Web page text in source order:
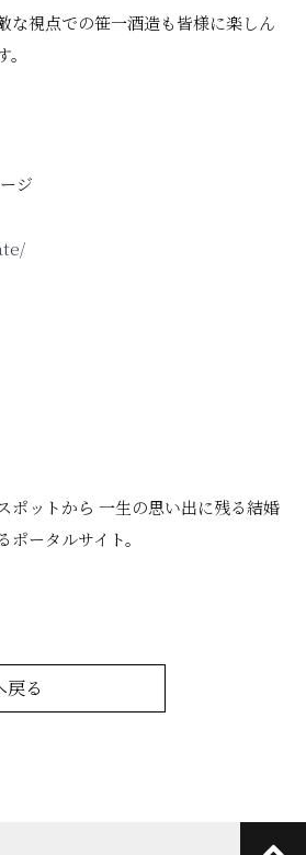
な視点での笹一酒造も皆様に楽しん
ジ
ポットから 一生の思い出に残る結婚
ータルサイト。
戻る